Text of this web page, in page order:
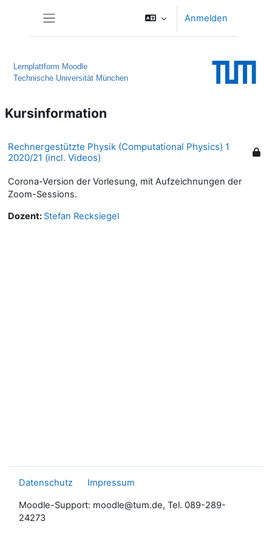
Anmelden
Lernplattform Moodle
Technische Universität München
Kursinformation
Rechnergestützte Physik (Computational Physics) 1
2020/21 (incl. Videos)
Corona-Version der Vorlesung, mit Aufzeichnungen der
Zoom-Sessions.
Dozent: Stefan Recksiegel
Datenschutz Impressum
Moodle-Support: moodle@tum.de, Tel. 089-289-
24273